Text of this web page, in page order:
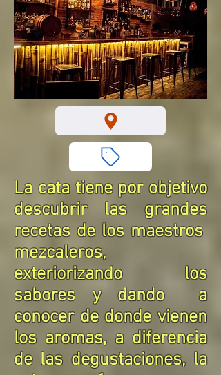
La cata tiene por objetivo
descubrir las grandes
recetas de los maestros
mezcaleros,
exteriorizando los
sabores y dando a
conocer de donde vienen
los aromas, a diferencia
de las degustaciones, la